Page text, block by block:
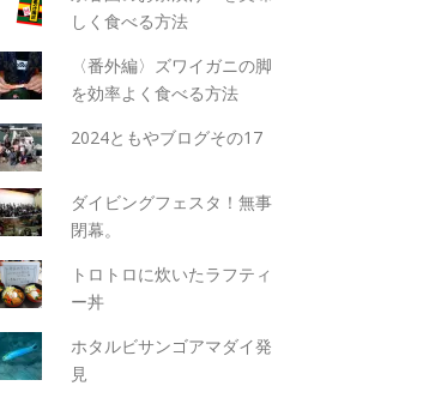
しく食べる方法
〈番外編〉ズワイガニの脚
を効率よく食べる方法
2024ともやブログその17
ダイビングフェスタ！無事
閉幕。
トロトロに炊いたラフティ
ー丼
ホタルビサンゴアマダイ発
見